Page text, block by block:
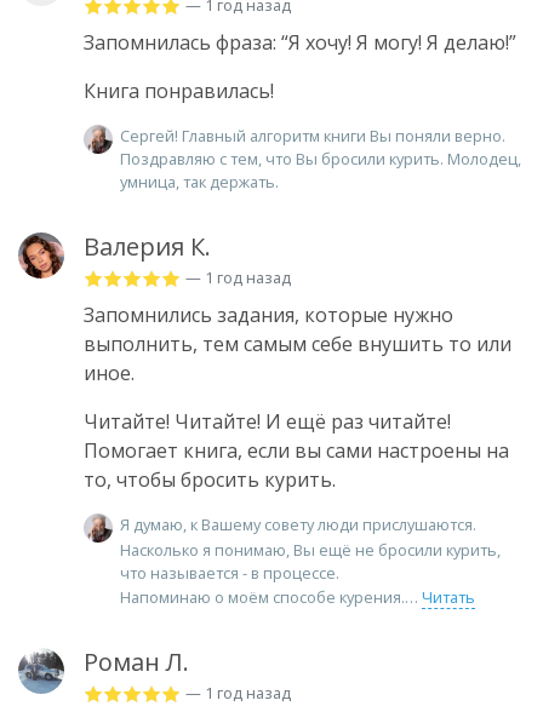
— 1 год назад
Запомнилась фраза: “Я хочу! Я могу! Я делаю!”
Книга понравилась!
Сергей! Главный алгоритм книги Вы поняли верно.
Поздравляю с тем, что Вы бросили курить. Молодец,
умница, так держать.
Валерия К.
— 1 год назад
Запомнились задания, которые нужно
выполнить, тем самым себе внушить то или
иное.
Читайте! Читайте! И ещё раз читайте!
Помогает книга, если вы сами настроены на
то, чтобы бросить курить.
Я думаю, к Вашему совету люди прислушаются.
Насколько я понимаю, Вы ещё не бросили курить,
что называется - в процессе.
Напоминаю о моём способе курения.
Читать
Роман Л.
— 1 год назад